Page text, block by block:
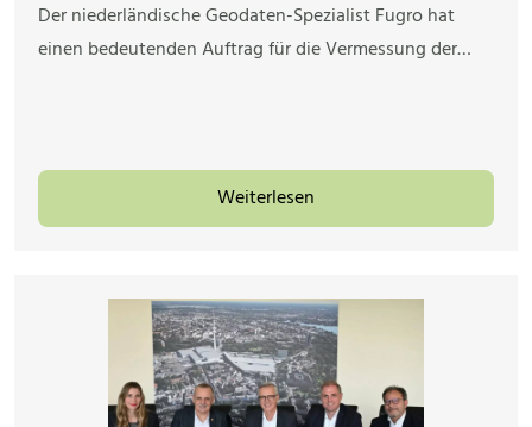
Der niederländische Geodaten-Spezialist Fugro hat
einen bedeutenden Auftrag für die Vermessung der…
Weiterlesen